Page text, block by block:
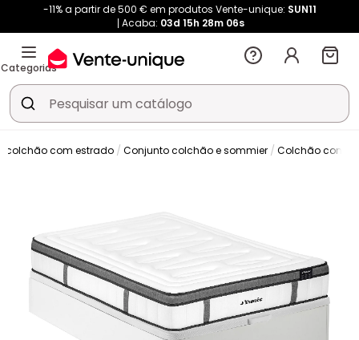
-11% a partir de 500 € em produtos Vente-unique: SUN11
Acaba: 03d 15h 28m 06s
Categorias
colchão com estrado Conjunto colchão e sommier Colchão com